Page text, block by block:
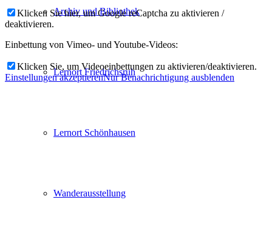
Archiv und Bibliothek
Lernort Friedrichsruh
Lernort Schönhausen
Wanderausstellung
Klicken Sie hier, um Google reCaptcha zu aktivieren /
deaktivieren.
Einbettung von Vimeo- und Youtube-Videos:
Klicken Sie, um Videoeinbettungen zu aktivieren/deaktivieren.
Einstellungen akzeptierenNur Benachrichtigung ausblenden